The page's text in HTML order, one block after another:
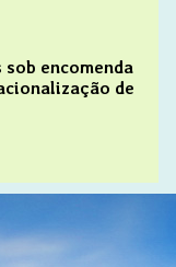
encomenda
de